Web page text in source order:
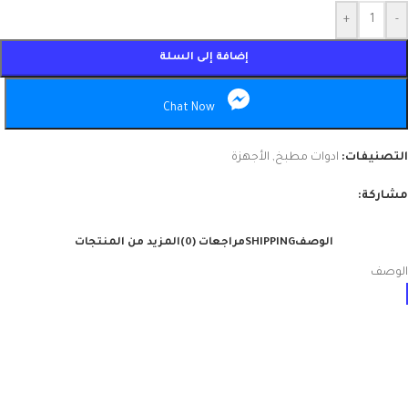
-
+
إضافة إلى السلة
Chat Now
التصنيفات: ادوات مطبخ, الأجهزة
مشاركة:
الوصفSHIPPINGمراجعات (0) المزيد من المنتجات
الوصف